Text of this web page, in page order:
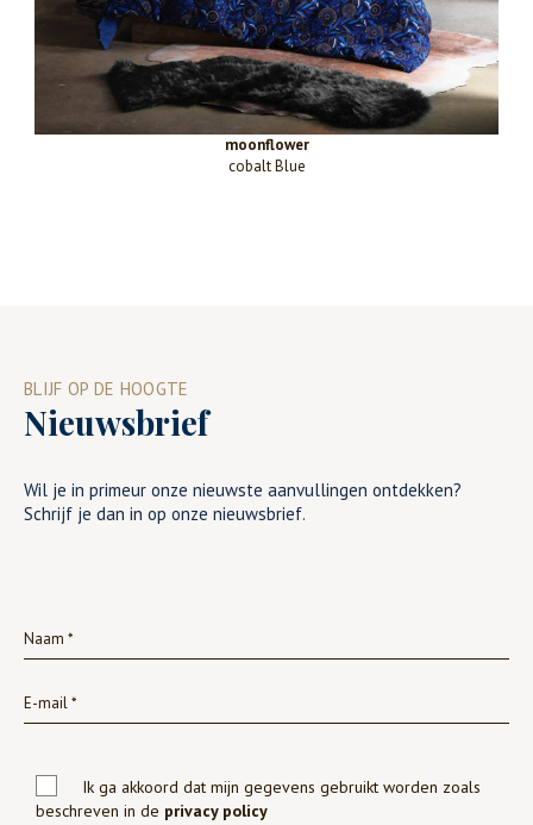
moonflower
cobalt Blue
BLIJF OP DE HOOGTE
Nieuwsbrief
Wil je in primeur onze nieuwste aanvullingen ontdekken?
Schrijf je dan in op onze nieuwsbrief.
Ik ga akkoord dat mijn gegevens gebruikt worden zoals
beschreven in de privacy policy